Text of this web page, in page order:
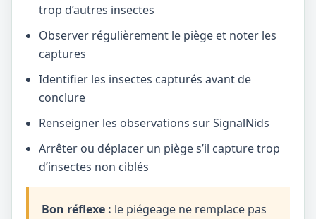
trop d’autres insectes
Observer régulièrement le piège et noter les
captures
Identifier les insectes capturés avant de
conclure
Renseigner les observations sur SignalNids
Arrêter ou déplacer un piège s’il capture trop
d’insectes non ciblés
Bon réflexe : le piégeage ne remplace pas